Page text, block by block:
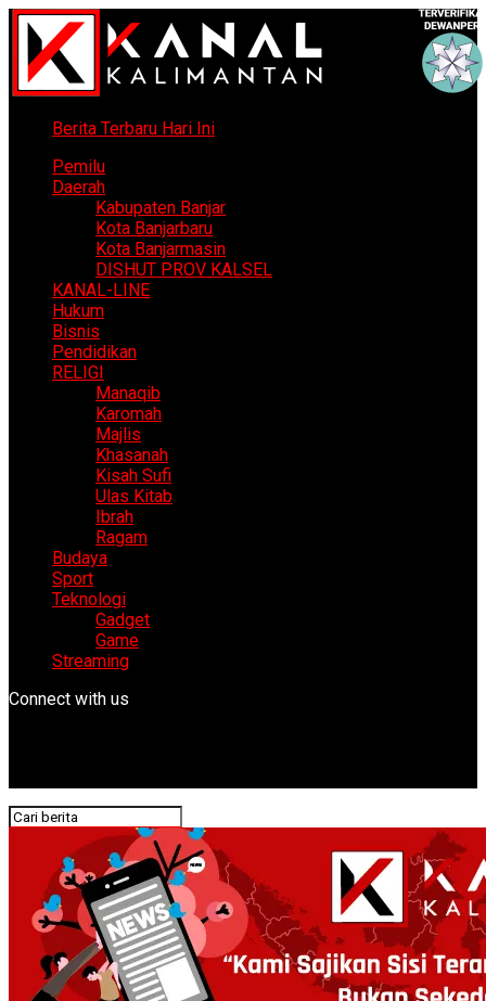
Berita Terbaru Hari Ini
Pemilu
Daerah
Kabupaten Banjar
Kota Banjarbaru
Kota Banjarmasin
DISHUT PROV KALSEL
KANAL-LINE
Hukum
Bisnis
Pendidikan
RELIGI
Manaqib
Karomah
Majlis
Khasanah
Kisah Sufi
Ulas Kitab
Ibrah
Ragam
Budaya
Sport
Teknologi
Gadget
Game
Streaming
Connect with us